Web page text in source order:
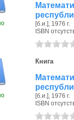
[б.и.], 1976 г.
ISBN
Книга
[б.и.], 1976 г.
ISBN